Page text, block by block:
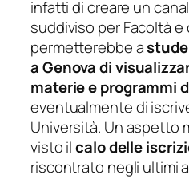
infatti di creare un
suddiviso per Facoltà e
permetterebbe a
a Genova di
materie e programmi
eventualmente di
Università. Un aspetto
visto ilcalo delle
riscontrato negli ultimi